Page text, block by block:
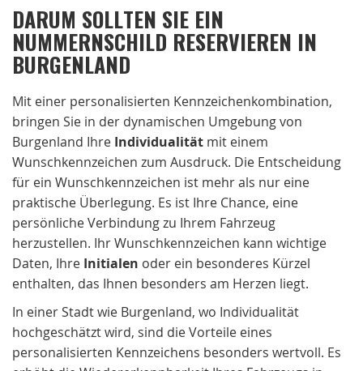
DARUM SOLLTEN SIE EIN
NUMMERNSCHILD RESERVIEREN IN
BURGENLAND
Mit einer personalisierten Kennzeichenkombination,
bringen Sie in der dynamischen Umgebung von
Burgenland Ihre Individualität mit einem
Wunschkennzeichen zum Ausdruck. Die Entscheidung
für ein Wunschkennzeichen ist mehr als nur eine
praktische Überlegung. Es ist Ihre Chance, eine
persönliche Verbindung zu Ihrem Fahrzeug
herzustellen. Ihr Wunschkennzeichen kann wichtige
Daten, Ihre Initialen oder ein besonderes Kürzel
enthalten, das Ihnen besonders am Herzen liegt.
In einer Stadt wie Burgenland, wo Individualität
hochgeschätzt wird, sind die Vorteile eines
personalisierten Kennzeichens besonders wertvoll. Es